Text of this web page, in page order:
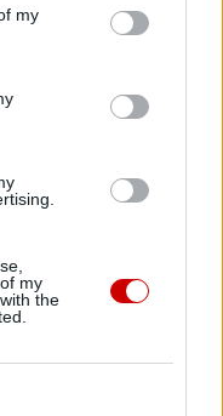
my
my
the
negocjacjami pragną
Leona XIV we Francji
jest coś